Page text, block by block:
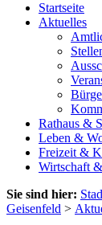
Startseite
Aktuelles
Rathaus &
Leben &
Freizeit &
Wirtschaft
Sie sind hier:
Geisenfeld >